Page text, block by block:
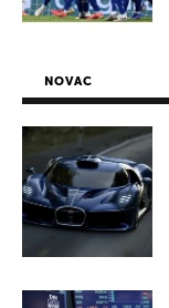
NOVAC